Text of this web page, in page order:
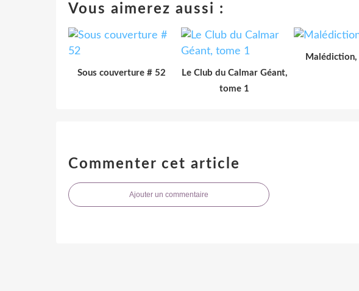
Vous aimerez aussi :
Sous couverture # 52
Le Club du Calmar Géant,
tome 1
Commenter cet article
Ajouter un commentaire